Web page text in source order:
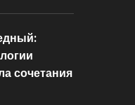
сочетания